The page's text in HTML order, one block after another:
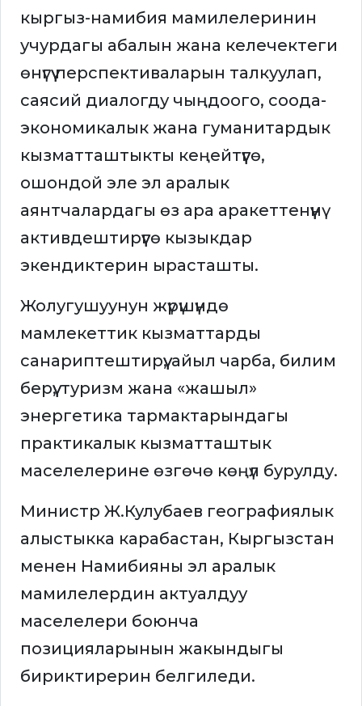
кыргыз-намибия мамилелеринин
учурдагы абалын жана келечектеги
өнүгүү перспективаларын талкуулап,
саясий диалогду чыңдоого, соода-
экономикалык жана гуманитардык
кызматташтыкты кеңейтүүгө,
ошондой эле эл аралык
аянтчалардагы өз ара аракеттенүүнү
активдештирүүгө кызыкдар
экендиктерин ырасташты.
Жолугушуунун жүрүшүндө
мамлекеттик кызматтарды
санариптештирүү, айыл чарба, билим
берүү, туризм жана «жашыл»
энергетика тармактарындагы
практикалык кызматташтык
маселелерине өзгөчө көңүл бурулду.
Министр Ж.Кулубаев географиялык
алыстыкка карабастан, Кыргызстан
менен Намибияны эл аралык
мамилелердин актуалдуу
маселелери боюнча
позицияларынын жакындыгы
бириктирерин белгиледи.